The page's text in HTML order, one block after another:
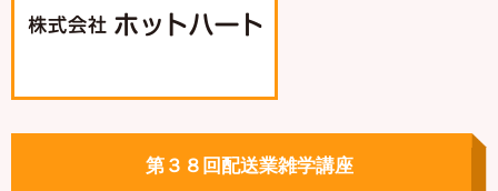
第３８回配送業雑学講座